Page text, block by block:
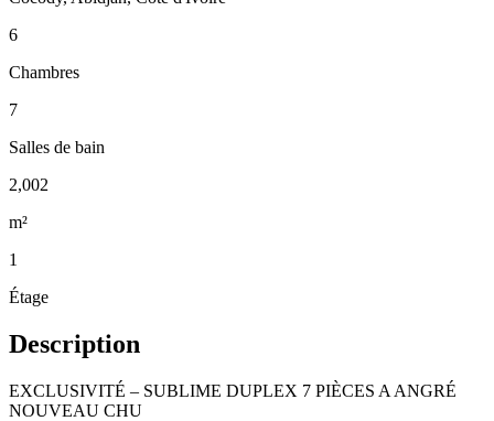
6
Chambres
7
Salles de bain
2,002
m²
1
Étage
Description
EXCLUSIVITÉ – SUBLIME DUPLEX 7 PIÈCES A ANGRÉ
NOUVEAU CHU